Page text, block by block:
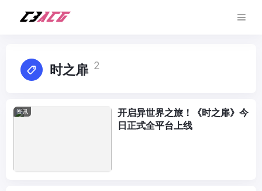
时之扉 2
资讯
开启异世界之旅！《时之扉》今
日正式全平台上线